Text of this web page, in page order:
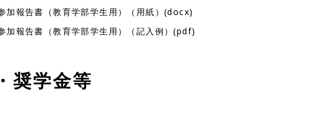
加報告書（教育学部学生用）（用紙）(docx)
加報告書（教育学部学生用）（記入例）(pdf)
奨学金等